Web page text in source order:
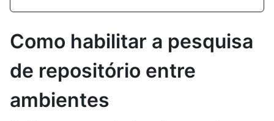
Como habilitar a pesquisa
de repositório entre
ambientes